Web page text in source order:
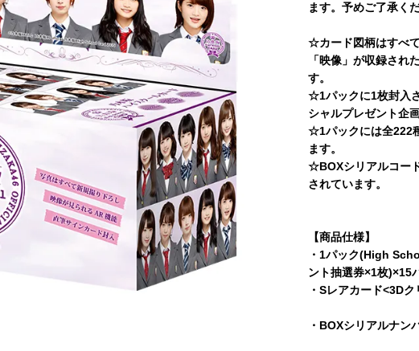
ます。予めご了承く
☆カード図柄はすべ
「映像」が収録され
す。
☆1パックに1枚封入
シャルプレゼント企
☆1パックには全222
ます。
☆BOXシリアルコー
されています。
【商品仕様】
・1パック(High
ント抽選券×1枚)×15
・Sレアカード<3D
・BOXシリアルナン